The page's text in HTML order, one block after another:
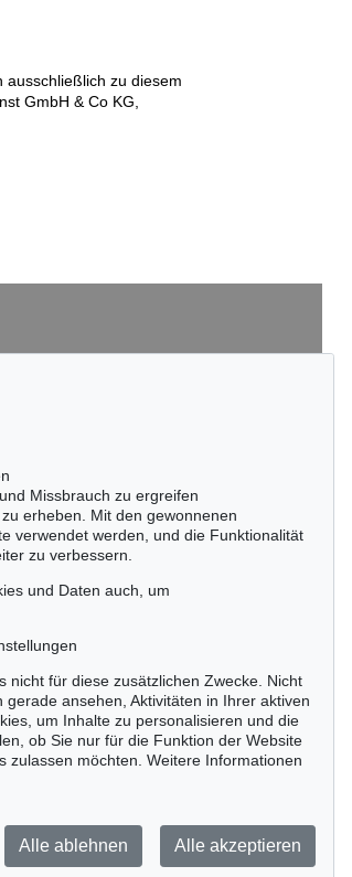
ausschließlich zu diesem
GmbH & Co KG,
Jetzt zum Newsletter anmelden >
Datenschutz
Impressum
Missbrauch zu ergreifen
erheben. Mit den gewonnenen
verwendet werden, und die Funktionalität
zu verbessern.
und Daten auch, um
nicht für diese zusätzlichen Zwecke. Nicht
ansehen, Aktivitäten in Ihrer aktiven
um Inhalte zu personalisieren und die
ob Sie nur für die Funktion der Website
zulassen möchten. Weitere Informationen
Alle ablehnen Alle akzeptieren